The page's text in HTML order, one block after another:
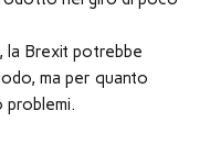
la Brexit potrebbe
ma per quanto
problemi.